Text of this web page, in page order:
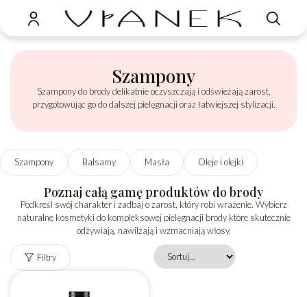
Szampony
Szampony do brody delikatnie oczyszczają i odświeżają zarost,
przygotowując go do dalszej pielęgnacji oraz łatwiejszej stylizacji.
Szampony Balsamy Masła Oleje i olejki
Poznaj całą gamę produktów do brody
Podkreśl swój charakter i zadbaj o zarost, który robi wrażenie. Wybierz
naturalne kosmetyki do kompleksowej pielęgnacji brody które skutecznie
odżywiają, nawilżają i wzmacniają włosy.
Filtry